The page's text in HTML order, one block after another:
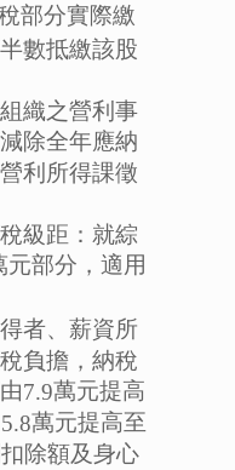
部分實際繳
數抵繳該股
織之營利事
除全年應納
利所得課徵
級距：就綜
元部分，適用
者、薪資所
負擔，納稅
7.9萬元提高
萬元提高至
除額及身心